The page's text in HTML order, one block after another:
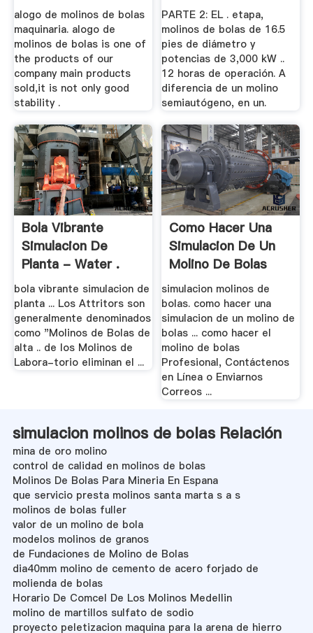
alogo de molinos de bolas
maquinaria. alogo de
molinos de bolas is one of
the products of our
company main products
sold,it is not only good
stability .
PARTE 2: EL . etapa,
molinos de bolas de 16.5
pies de diámetro y
potencias de 3,000 kW ..
12 horas de operación. A
diferencia de un molino
semiautógeno, en un.
Bola Vibrante
Simulacion De
Planta - Water .
bola vibrante simulacion de
planta ... Los Attritors son
generalmente denominados
como "Molinos de Bolas de
alta .. de los Molinos de
Labora-torio eliminan el ...
Como Hacer Una
Simulacion De Un
Molino De Bolas
simulacion molinos de
bolas. como hacer una
simulacion de un molino de
bolas ... como hacer el
molino de bolas
Profesional, Contáctenos
en Línea o Enviarnos
Correos ...
simulacion molinos de bolas Relación
mina de oro molino
control de calidad en molinos de bolas
Molinos De Bolas Para Mineria En Espana
que servicio presta molinos santa marta s a s
molinos de bolas fuller
valor de un molino de bola
modelos molinos de granos
de Fundaciones de Molino de Bolas
dia40mm molino de cemento de acero forjado de
molienda de bolas
Horario De Comcel De Los Molinos Medellin
molino de martillos sulfato de sodio
proyecto peletizacion maquina para la arena de hierro